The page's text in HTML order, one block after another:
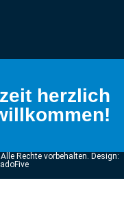
herzlich
Rechte vorbehalten. Design: